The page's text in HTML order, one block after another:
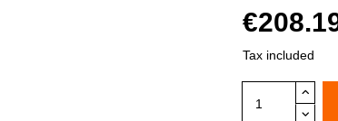
Tax included